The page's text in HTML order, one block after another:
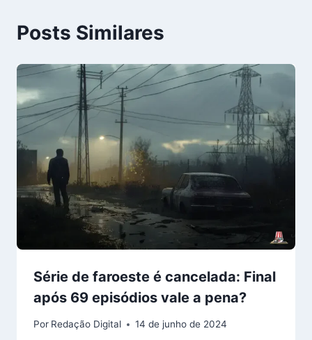
Posts Similares
Série de faroeste é cancelada: Final
após 69 episódios vale a pena?
Por Redação Digital 14 de junho de 2024